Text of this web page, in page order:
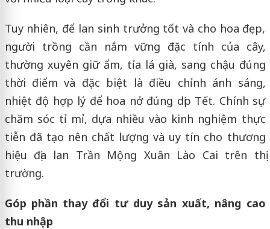
Tuy nhiên, để lan sinh trưởng tốt và cho hoa đẹp,
người trồng cần nắm vững đặc tính của cây,
thường xuyên giữ ẩm, tỉa lá già, sang chậu đúng
thời điểm và đặc biệt là điều chỉnh ánh sáng,
nhiệt độ hợp lý để hoa nở đúng dịp Tết. Chính sự
chăm sóc tỉ mỉ, dựa nhiều vào kinh nghiệm thực
tiễn đã tạo nên chất lượng và uy tín cho thương
hiệu địa lan Trần Mộng Xuân Lào Cai trên thị
trường.
Góp phần thay đổi tư duy sản xuất, nâng cao
thu nhập